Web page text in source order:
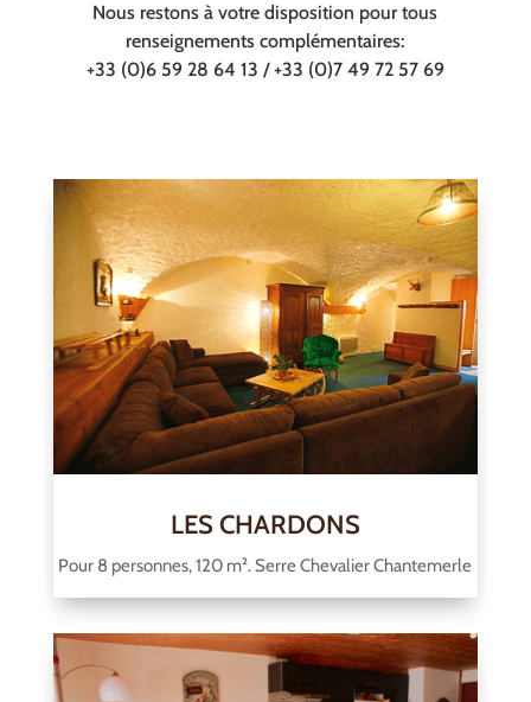
Nous restons à votre disposition pour tous
renseignements complémentaires:
+33 (0)6 59 28 64 13 / +33 (0)7 49 72 57 69
LES CHARDONS
Pour 8 personnes, 120 m². Serre Chevalier Chantemerle